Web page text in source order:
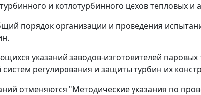
и котлотурбинного цехов тепловых и
порядок организации и проведения
указаний заводов-изготовителей
регулирования и защиты турбин их
отменяются "Методические указания по